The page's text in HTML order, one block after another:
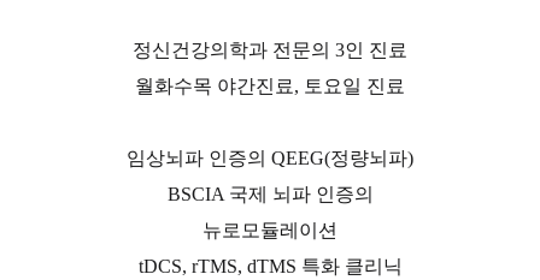
정신건강의학과 전문의 3인 진료
월화수목 야간진료, 토요일 진료
임상뇌파 인증의 QEEG(정량뇌파)
BSCIA 국제 뇌파 인증의
뉴로모듈레이션
tDCS, rTMS, dTMS 특화 클리닉